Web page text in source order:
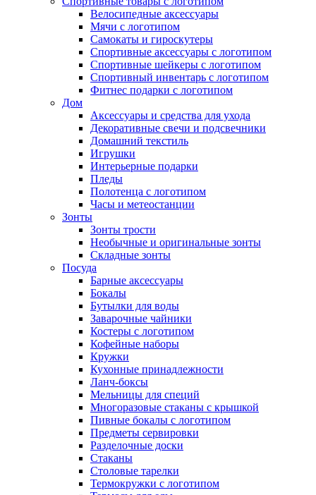
Велосипедные аксессуары
Мячи с логотипом
Самокаты и гироскутеры
Спортивные аксессуары с логотипом
Спортивные шейкеры с логотипом
Спортивный инвентарь с логотипом
Фитнес подарки с логотипом
Дом
Аксессуары и средства для ухода
Декоративные свечи и подсвечники
Домашний текстиль
Игрушки
Интерьерные подарки
Пледы
Полотенца с логотипом
Часы и метеостанции
Зонты
Зонты трости
Необычные и оригинальные зонты
Складные зонты
Посуда
Барные аксессуары
Бокалы
Бутылки для воды
Заварочные чайники
Костеры с логотипом
Кофейные наборы
Кружки
Кухонные принадлежности
Ланч-боксы
Мельницы для специй
Многоразовые стаканы с крышкой
Пивные бокалы с логотипом
Предметы сервировки
Разделочные доски
Стаканы
Столовые тарелки
Термокружки с логотипом